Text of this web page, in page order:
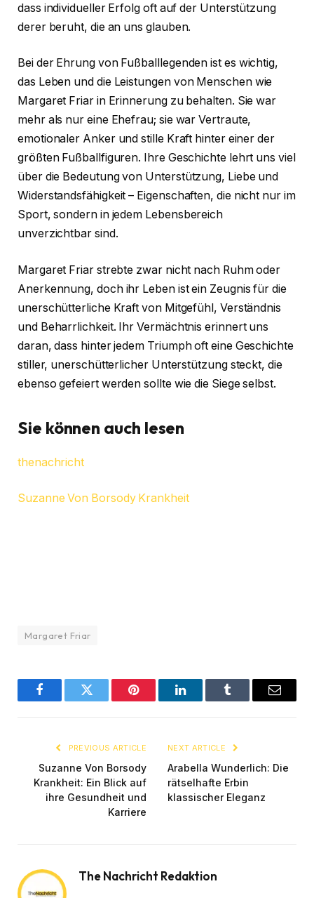
dass individueller Erfolg oft auf der Unterstützung
derer beruht, die an uns glauben.
Bei der Ehrung von Fußballlegenden ist es wichtig,
das Leben und die Leistungen von Menschen wie
Margaret Friar in Erinnerung zu behalten. Sie war
mehr als nur eine Ehefrau; sie war Vertraute,
emotionaler Anker und stille Kraft hinter einer der
größten Fußballfiguren. Ihre Geschichte lehrt uns viel
über die Bedeutung von Unterstützung, Liebe und
Widerstandsfähigkeit – Eigenschaften, die nicht nur im
Sport, sondern in jedem Lebensbereich
unverzichtbar sind.
Margaret Friar strebte zwar nicht nach Ruhm oder
Anerkennung, doch ihr Leben ist ein Zeugnis für die
unerschütterliche Kraft von Mitgefühl, Verständnis
und Beharrlichkeit. Ihr Vermächtnis erinnert uns
daran, dass hinter jedem Triumph oft eine Geschichte
stiller, unerschütterlicher Unterstützung steckt, die
ebenso gefeiert werden sollte wie die Siege selbst.
Sie können auch lesen
thenachricht
Suzanne Von Borsody Krankheit
Margaret Friar
FacebookTwitter Pinterest LinkedInTumblr Email
PREVIOUS ARTICLE
Suzanne Von Borsody
Krankheit: Ein Blick auf
ihre Gesundheit und
Karriere
NEXT ARTICLE
Arabella Wunderlich: Die
rätselhafte Erbin
klassischer Eleganz
The Nachricht Redaktion